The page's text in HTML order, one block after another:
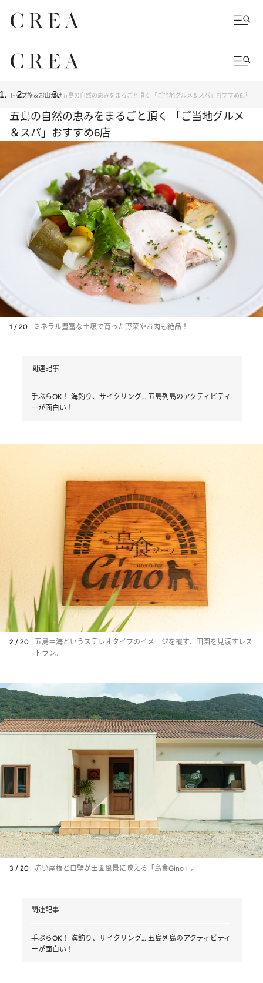
トップ旅＆お出かけ五島の自然の恵みをまるごと頂く 「ご当地グルメ＆スパ」おすすめ6店
五島の自然の恵みをまるごと頂く 「ご当地グルメ
＆スパ」おすすめ6店
1 / 20 ミネラル豊富な土壌で育った野菜やお肉も絶品！
関連記事
手ぶらOK！ 海釣り、サイクリング… 五島列島のアクティビティ
ーが面白い！
2 / 20
五島＝海というステレオタイプのイメージを覆す、田園を見渡すレス
トラン。
3 / 20 赤い屋根と白壁が田園風景に映える「島食Gino」。
関連記事
手ぶらOK！ 海釣り、サイクリング… 五島列島のアクティビティ
ーが面白い！